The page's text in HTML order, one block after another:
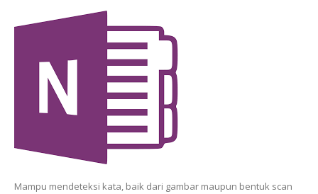
Mampu mendeteksi kata, baik dari gambar maupun bentuk scan